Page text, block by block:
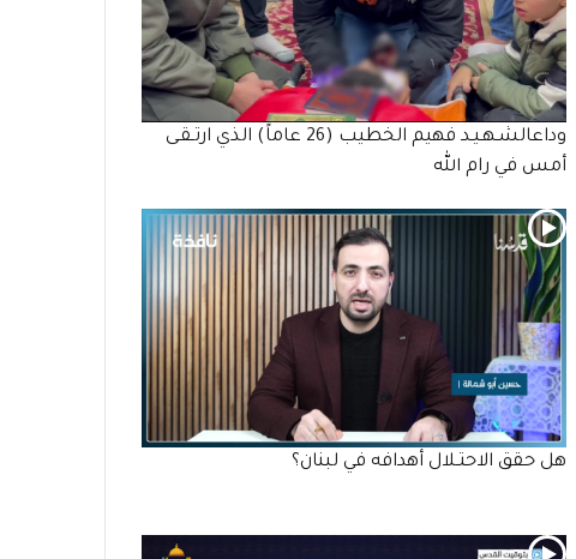
وداعالشـهـيـد فهيم الخطيب (26 عاماً) الذي ارتـقـى
أمس في رام الله
هل حقق الاحتـلال أهدافه في لبنان؟